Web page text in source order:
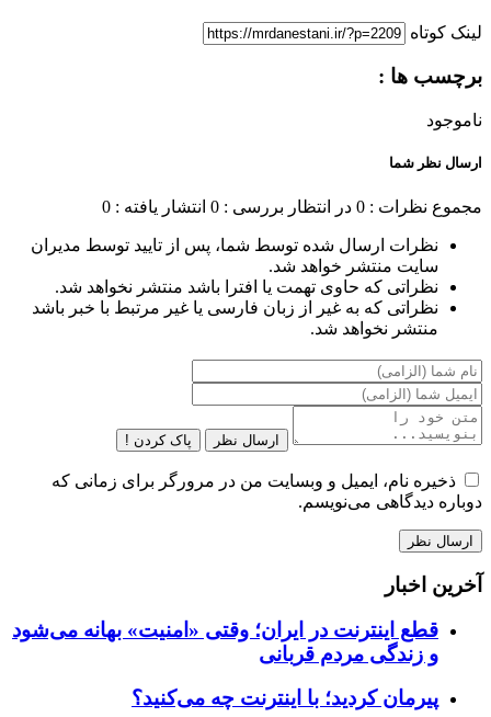
لینک کوتاه
برچسب ها :
ناموجود
ارسال نظر شما
مجموع نظرات : 0 در انتظار بررسی : 0 انتشار یافته : 0
نظرات ارسال شده توسط شما، پس از تایید توسط مدیران
سایت منتشر خواهد شد.
نظراتی که حاوی تهمت یا افترا باشد منتشر نخواهد شد.
نظراتی که به غیر از زبان فارسی یا غیر مرتبط با خبر باشد
منتشر نخواهد شد.
ارسال نظر پاک کردن !
ذخیره نام، ایمیل و وبسایت من در مرورگر برای زمانی که
دوباره دیدگاهی می‌نویسم.
آخرین اخبار
قطع اینترنت در ایران؛ وقتی «امنیت» بهانه می‌شود
و زندگی مردم قربانی
پیرمان کردید؛ با اینترنت چه می‌کنید؟